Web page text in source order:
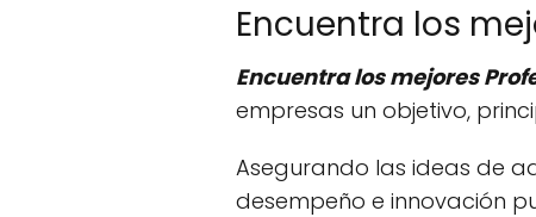
Encuentra los
Encuentra los mejores
empresas un objetivo,
Asegurando las ideas de
desempeño e innovación